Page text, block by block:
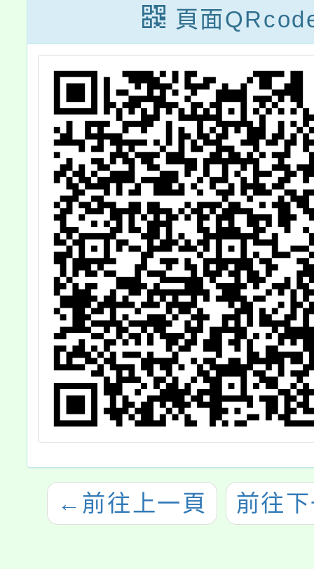
好樣」影音攝影
徵選活動簡章，
為鼓勵學生運用
創意展現基金會
倡導之品德教育
核心價值，並深
化品德教育之推
廣與實踐，請鼓
勵學生踴躍參
與，請查照。
頁面
← 前往上一頁 前往